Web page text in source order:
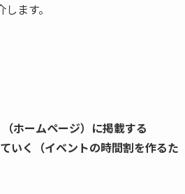
ます。
ホームページ）に掲載する
いく（イベントの時間割を作るた